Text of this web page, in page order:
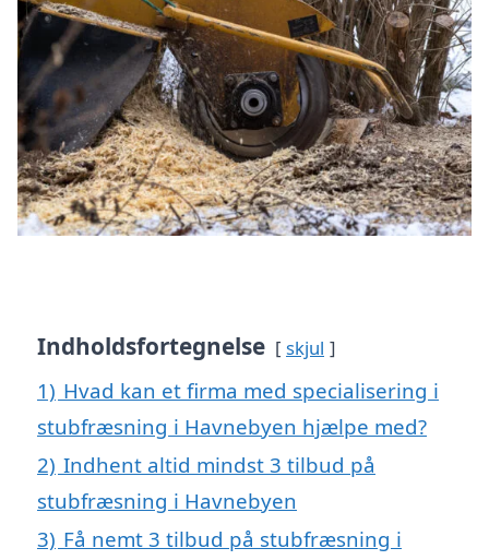
Indholdsfortegnelse skjul
1) Hvad kan et firma med specialisering i
stubfræsning i Havnebyen hjælpe med?
2) Indhent altid mindst 3 tilbud på
stubfræsning i Havnebyen
3) Få nemt 3 tilbud på stubfræsning i